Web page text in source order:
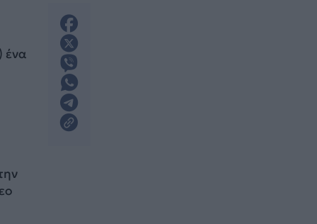
ένα